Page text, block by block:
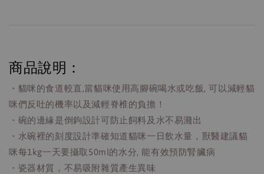
商品說明：
・貓咪的食道較直,當貓咪使用高腳碗喝水或吃飯, 可以減輕貓
咪們反吐的機率以及減輕脊椎的負擔！
・碗的邊緣是倒鉤設計可防止飼料及水不易濺出
・水碗裡的刻度設計準確知道貓咪一日飲水量，獸醫建議貓
咪每1kg一天要攝取50ml的水分, 能有效預防腎臟病
・瓷器材質，不易吸附雜質產生異味